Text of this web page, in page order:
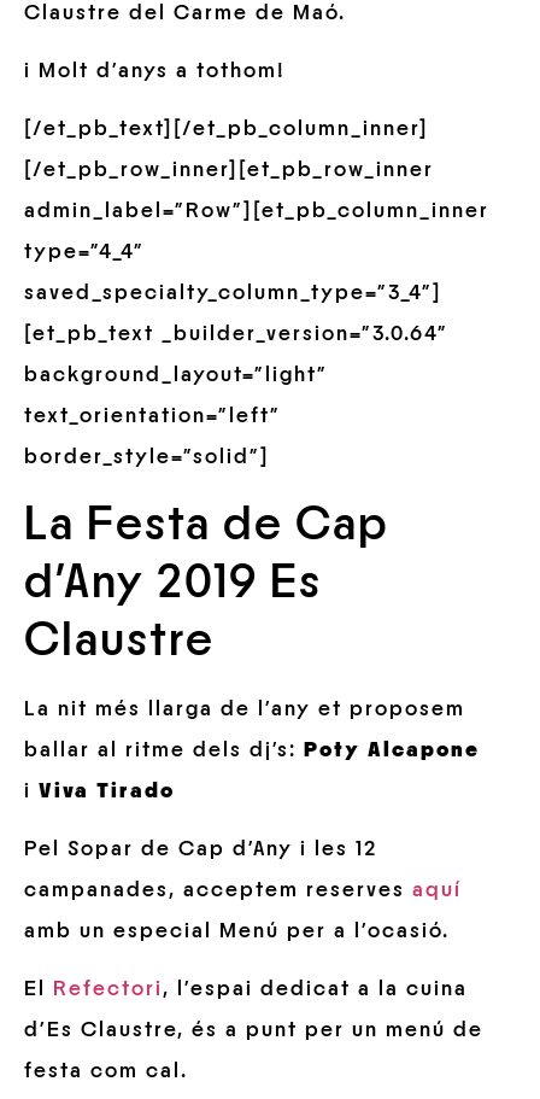
Claustre del Carme de Maó.
i Molt d’anys a tothom!
[/et_pb_text][/et_pb_column_inner]
[/et_pb_row_inner][et_pb_row_inner
admin_label=”Row”][et_pb_column_inner
type=”4_4″
saved_specialty_column_type=”3_4″]
[et_pb_text _builder_version=”3.0.64″
background_layout=”light”
text_orientation=”left”
border_style=”solid”]
La Festa de Cap
d’Any 2019 Es
Claustre
La nit més llarga de l’any et proposem
ballar al ritme dels dj’s:
Poty Alcapone
i Viva Tirado
Pel Sopar de Cap d’Any i les 12
campanades, acceptem reserves aquí
amb un especial Menú per a l’ocasió.
El Refectori , l’espai dedicat a la cuina
d’Es Claustre, és a punt per un menú de
festa com cal.